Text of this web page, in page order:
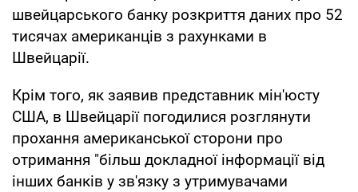
швейцарського банку розкриття даних про 52
тисячах американців з рахунками в
Швейцарії.
Крім того, як заявив представник мін'юсту
США, в Швейцарії погодилися розглянути
прохання американської сторони про
отримання "більш докладної інформації від
інших банків у зв'язку з утримувачами